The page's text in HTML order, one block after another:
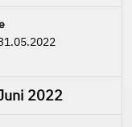
2022